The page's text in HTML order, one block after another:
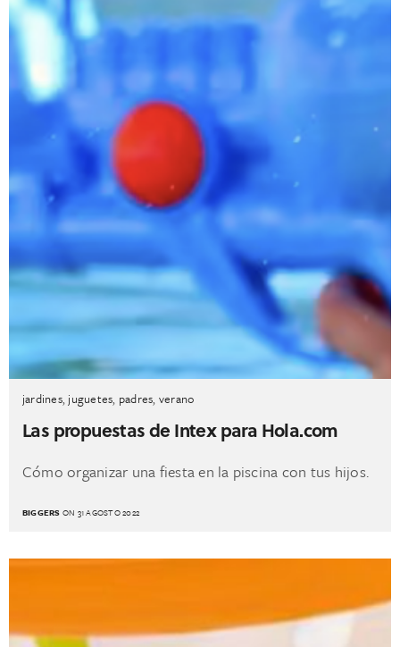
jardines, juguetes, padres, verano
Las propuestas de Intex para Hola.com
Cómo organizar una fiesta en la piscina con tus hijos.
BIGGERS ON 31 AGOSTO 2022